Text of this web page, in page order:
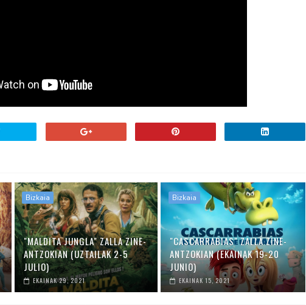
Bizkaia
"MALDITA JUNGLA" ZALLA ZINE-
ANTZOKIAN (UZTAILAK 2-5
JULIO)
EKAINAK 29, 2021
Bizkaia
"CASCARRABIAS" ZALLA ZINE-
ANTZOKIAN (EKAINAK 19-20
JUNIO)
EKAINAK 15, 2021